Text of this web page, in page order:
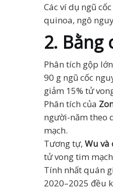
Các ví dụ ngũ
quinoa, ngô
2.
Phân tích gộp
90 g ngũ cốc
giảm 15% tử
Phân tích của
người-năm theo
mạch.
Tương tự, Wu và
tử vong tim
Tính nhất quán
2020–2025 đều